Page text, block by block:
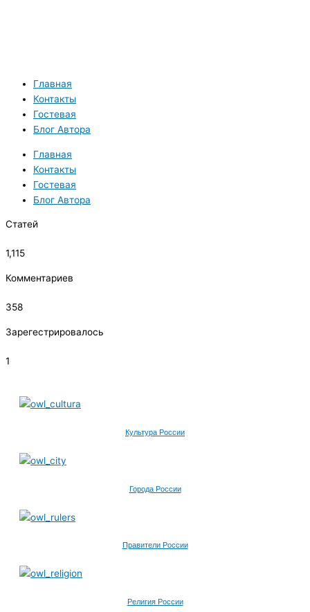
Главная
Контакты
Гостевая
Блог Автора
Главная
Контакты
Гостевая
Блог Автора
Статей
1,115
Комментариев
358
Зарегестрировалось
1
Культура России
Города России
Правители России
Религия России